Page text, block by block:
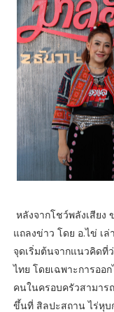
หลังจากโชว์พลังเสีย
แถลงข่าว โดย อ.ไข่ เ
จุดเริ่มต้นจากแนวคิดที่
ไทย โดยเฉพาะการออ
คนในครอบครัวสามาร
ขึ้นที่ สิลปะสถาน ไร่หุบ